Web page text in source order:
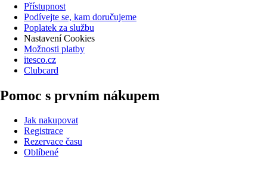
Přístupnost
Podívejte se, kam doručujeme
Poplatek za službu
Nastavení Cookies
Možnosti platby
itesco.cz
Clubcard
Pomoc s prvním nákupem
Jak nakupovat
Registrace
Rezervace času
Oblíbené